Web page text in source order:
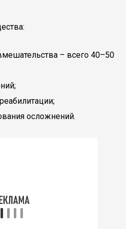
– всего 40–50
осложнений.